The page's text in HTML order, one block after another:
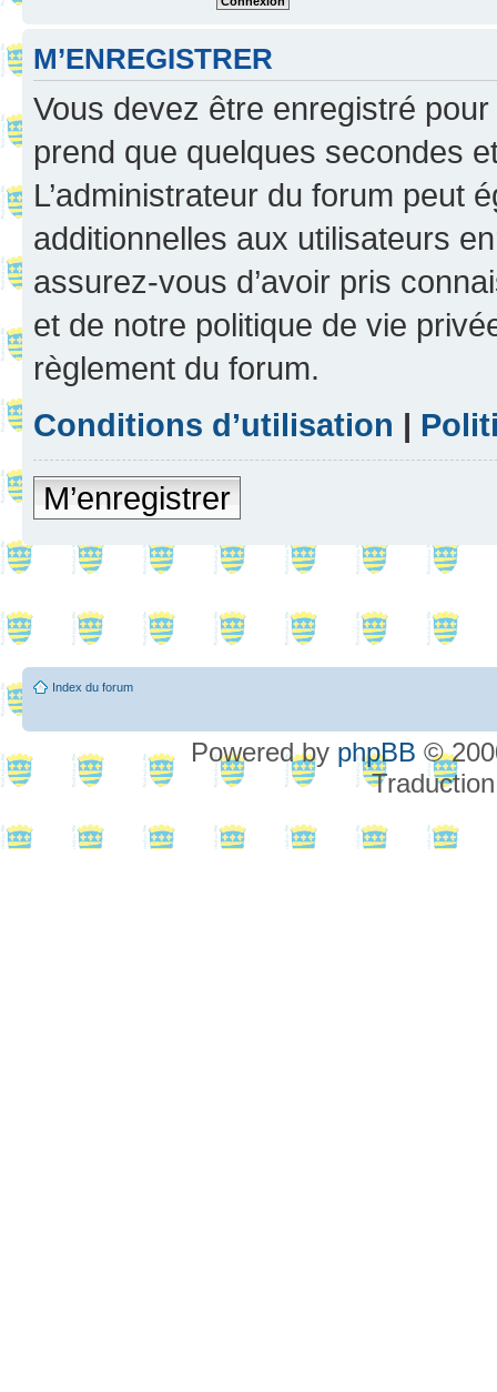
M’ENREGISTRER
Vous devez être enregistré
prend que quelques secondes
L’administrateur du forum peut
additionnelles aux utilisateurs
assurez-vous d’avoir pris
et de notre politique de vie
règlement du forum.
Conditions d’utilisation |
M’enregistrer
Index du forum
Powered by phpBB ©